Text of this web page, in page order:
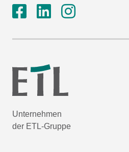
Unternehmen
der ETL-Gruppe